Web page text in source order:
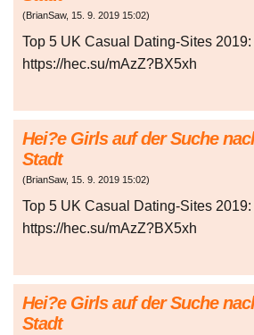
(BrianSaw, 15. 9. 2019 15:02)
Top 5 UK Casual Dating-Sites 2019:
https://hec.su/mAzZ?BX5xh
Hei?e Girls auf der Suche
Stadt
(BrianSaw, 15. 9. 2019 15:02)
Top 5 UK Casual Dating-Sites 2019:
https://hec.su/mAzZ?BX5xh
Hei?e Girls auf der Suche
Stadt